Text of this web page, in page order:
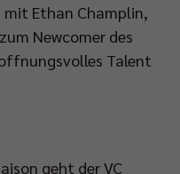
mit Ethan Champlin,
Newcomer des
Talent
geht der VC